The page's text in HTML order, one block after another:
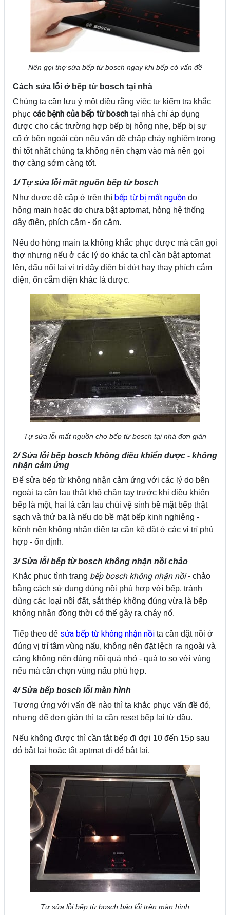
Nên gọi thợ sửa bếp từ bosch ngay khi bếp có vấn đề
Cách sửa lỗi ở bếp từ bosch tại nhà
Chúng ta cần lưu ý một điều rằng việc tự kiểm tra khắc
phục các bệnh của bếp từ bosch tại nhà chỉ áp dụng
được cho các trường hợp bếp bị hỏng nhẹ, bếp bị sự
cố ở bên ngoài còn nếu vấn đề chập cháy nghiêm trọng
thì tốt nhất chúng ta không nên chạm vào mà nên gọi
thợ càng sớm càng tốt.
1/ Tự sửa lỗi mất nguồn bếp từ bosch
Như được đề cập ở trên thì bếp từ bị mất nguồn do
hỏng main hoặc do chưa bật aptomat, hỏng hệ thống
dây điện, phích cắm - ổn cắm.
Nếu do hỏng main ta không khắc phục được mà cần gọi
thợ nhưng nếu ở các lý do khác ta chỉ cần bật aptomat
lên, đấu nối lại vị trí dây điện bị đứt hay thay phích cắm
điện, ổn cắm điện khác là được.
Tự sửa lỗi mất nguồn cho bếp từ bosch tại nhà đơn giản
2/ Sửa lỗi bếp bosch không điều khiển được - không
nhận cảm ứng
Để sửa bếp từ không nhận cảm ứng với các lý do bên
ngoài ta cần lau thật khô chân tay trước khi điều khiển
bếp là một, hai là cần lau chùi vệ sinh bề mặt bếp thật
sạch và thứ ba là nếu do bề mặt bếp kinh nghiêng -
kênh nên không nhận điện ta cần kê đặt ở các vị trí phù
hợp - ổn định.
3/ Sửa lỗi bếp từ bosch không nhận nồi chảo
Khắc phục tình trạng bếp bosch không nhận nồi- chảo
bằng cách sử dụng đúng nồi phù hợp với bếp, tránh
dùng các loại nồi đất, sắt thép không đúng vừa là bếp
không nhận đồng thời có thể gây ra cháy nổ.
Tiếp theo để sửa bếp từ không nhận nồi ta cần đặt nồi ở
đúng vị trí tâm vùng nấu, không nên đặt lệch ra ngoài và
càng không nên dùng nồi quá nhỏ - quá to so với vùng
nếu mà cần chọn vùng nấu phù hợp.
4/ Sửa bếp bosch lỗi màn hình
Tương ứng với vấn đề nào thì ta khắc phục vấn đề đó,
nhưng để đơn giản thì ta cần reset bếp lại từ đầu.
Nếu không được thì cần tắt bếp đi đợi 10 đến 15p sau
đó bật lại hoặc tắt aptmat đi để bật lại.
Tự sửa lỗi bếp từ bosch báo lỗi trên màn hình